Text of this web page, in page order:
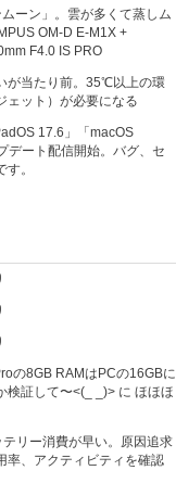
ーン」。雲が多くて蒸しム
OM-D E-M1X +
F4.0 IS PRO
が当たり前。35℃以上の環
ェット）が必要になる
17.6」「macOS
デート配信開始。バグ、セ
。
の8GB RAMはPCの16GBに
検証して〜<(_ _)> に ほほほ
リー消費が早い。原因追求
率、アクティビティを確認